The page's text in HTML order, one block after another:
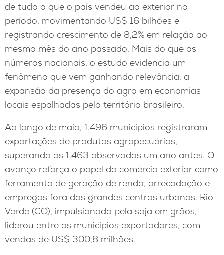
de tudo o que o país vendeu ao exterior no
período, movimentando US$ 16 bilhões e
registrando crescimento de 8,2% em relação ao
mesmo mês do ano passado. Mais do que os
números nacionais, o estudo evidencia um
fenômeno que vem ganhando relevância: a
expansão da presença do agro em economias
locais espalhadas pelo território brasileiro.
Ao longo de maio, 1.496 municípios registraram
exportações de produtos agropecuários,
superando os 1.463 observados um ano antes. O
avanço reforça o papel do comércio exterior como
ferramenta de geração de renda, arrecadação e
empregos fora dos grandes centros urbanos. Rio
Verde (GO), impulsionado pela soja em grãos,
liderou entre os municípios exportadores, com
vendas de US$ 300,8 milhões.